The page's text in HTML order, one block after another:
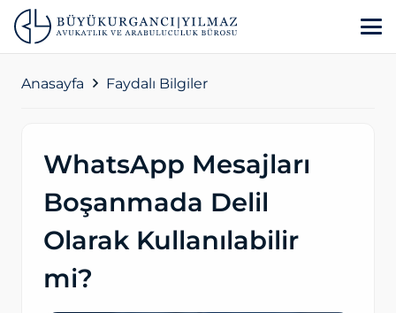
Anasayfa Faydalı Bilgiler
WhatsApp Mesajları
Boşanmada Delil
Olarak Kullanılabilir
mi?